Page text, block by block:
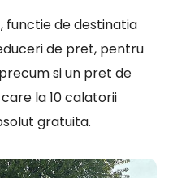
functie de destinatia
de pret, pentru
si un pret de
la 10 calatorii
gratuita.